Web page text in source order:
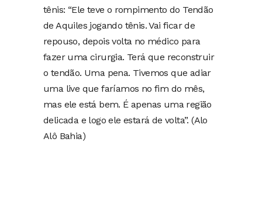
tênis: “Ele teve o rompimento do Tendão
de Aquiles jogando tênis. Vai ficar de
repouso, depois volta no médico para
fazer uma cirurgia. Terá que reconstruir
o tendão. Uma pena. Tivemos que adiar
uma live que faríamos no fim do mês,
mas ele está bem. É apenas uma região
delicada e logo ele estará de volta”. (Alo
Alô Bahia)